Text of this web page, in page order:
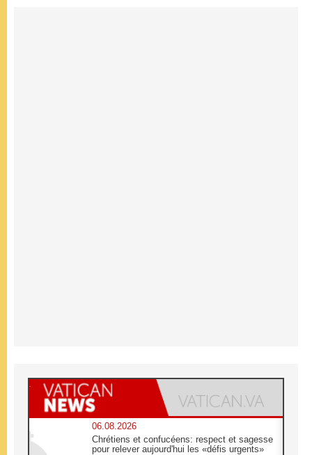
06.08.2026
Chrétiens et confucéens: respect et sagesse
pour relever aujourd'hui les «défis urgents»